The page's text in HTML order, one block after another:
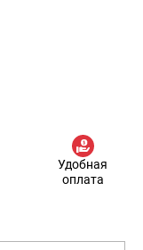
Удобная
оплата